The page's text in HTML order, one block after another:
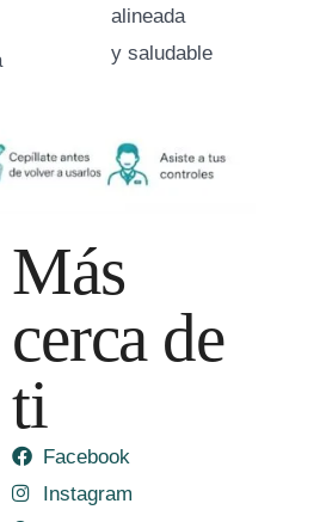
alineada
y saludable
Más
cerca de
ti
Facebook
Instagram